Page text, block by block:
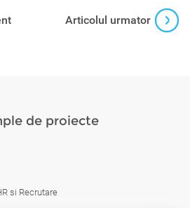
Articolul urmator
de proiecte
si Recrutare